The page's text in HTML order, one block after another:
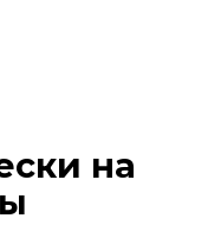
на